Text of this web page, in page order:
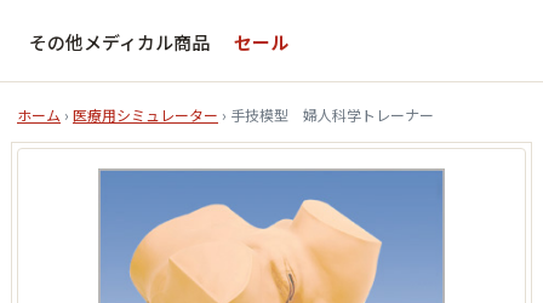
その他メディカル商品 セール
ホーム › 医療用シミュレーター › 手技模型 婦人科学トレーナー